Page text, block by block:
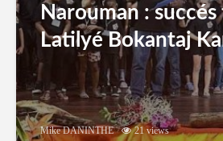
Narouman :
Latilyé Bokantaj
Mike DANINTHE 21 views